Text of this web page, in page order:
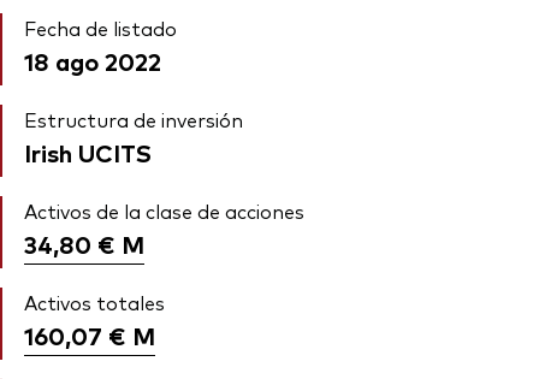
Fecha de listado
18 ago 2022
Estructura de inversión
Irish UCITS
Activos de la clase de acciones
34,80 € M
Activos totales
160,07 € M